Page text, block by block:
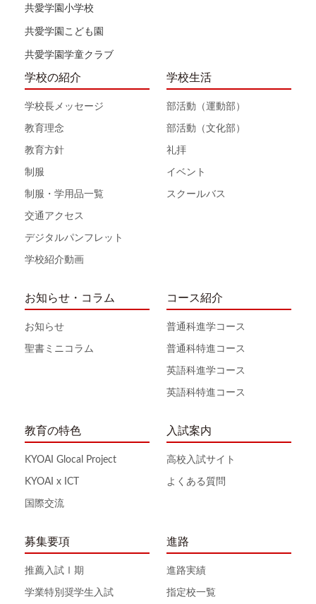
共愛学園小学校
共愛学園こども園
共愛学園学童クラブ
学校の紹介
学校長メッセージ
教育理念
教育方針
制服
制服・学用品一覧
交通アクセス
デジタルパンフレット
学校紹介動画
学校生活
部活動（運動部）
部活動（文化部）
礼拝
イベント
スクールバス
お知らせ・コラム
お知らせ
聖書ミニコラム
コース紹介
普通科進学コース
普通科特進コース
英語科進学コース
英語科特進コース
教育の特色
KYOAI Glocal Project
KYOAI x ICT
国際交流
入試案内
高校入試サイト
よくある質問
募集要項
推薦入試Ⅰ期
学業特別奨学生入試
進路
進路実績
指定校一覧